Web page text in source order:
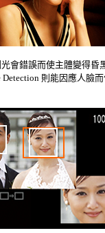
會錯誤而使主體變得
則能因應人臉